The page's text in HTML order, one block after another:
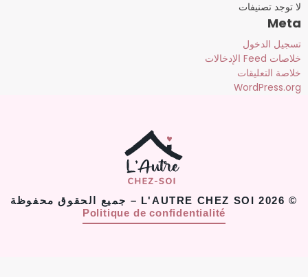
لا توجد تصنيفات
Meta
تسجيل الدخول
خلاصات Feed الإدخالات
خلاصة التعليقات
WordPress.org
© 2026 L'AUTRE CHEZ SOI – جميع الحقوق محفوظة
Politique de confidentialité